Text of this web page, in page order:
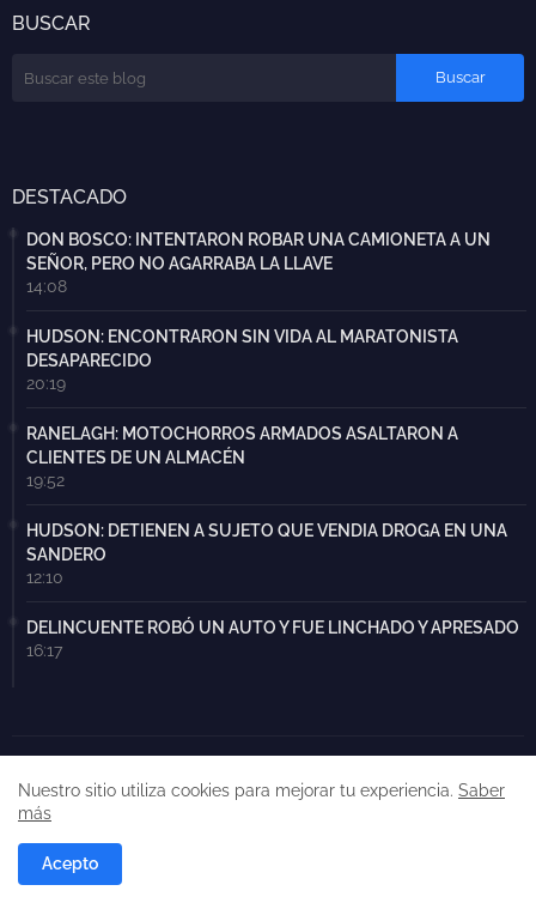
BUSCAR
DESTACADO
DON BOSCO: INTENTARON ROBAR UNA CAMIONETA A UN
SEÑOR, PERO NO AGARRABA LA LLAVE
14:08
HUDSON: ENCONTRARON SIN VIDA AL MARATONISTA
DESAPARECIDO
20:19
RANELAGH: MOTOCHORROS ARMADOS ASALTARON A
CLIENTES DE UN ALMACÉN
19:52
HUDSON: DETIENEN A SUJETO QUE VENDIA DROGA EN UNA
SANDERO
12:10
DELINCUENTE ROBÓ UN AUTO Y FUE LINCHADO Y APRESADO
16:17
Fundado el 3 de Agosto de 2017 | El primer sitio de noticias de
Nuestro sitio utiliza cookies para mejorar tu experiencia. Saber
más
Acepto